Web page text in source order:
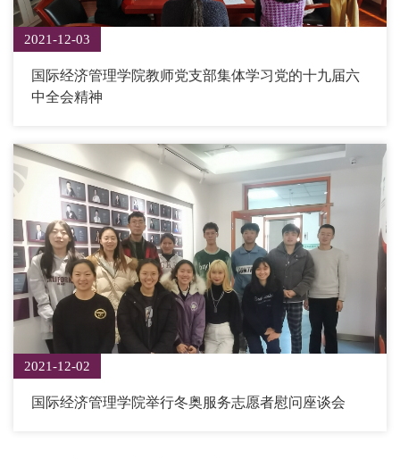
2021-12-03
国际经济管理学院教师党支部集体学习党的十九届六
中全会精神
2021-12-02
国际经济管理学院举行冬奥服务志愿者慰问座谈会